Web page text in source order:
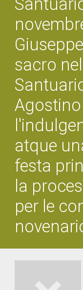
sacro
atque
festa
la
per le